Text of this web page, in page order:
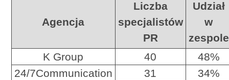
Agencja
Liczba
specjalistów
PR
Udział
w
zespole
K Group
40
48%
24/7Communication
31
34%